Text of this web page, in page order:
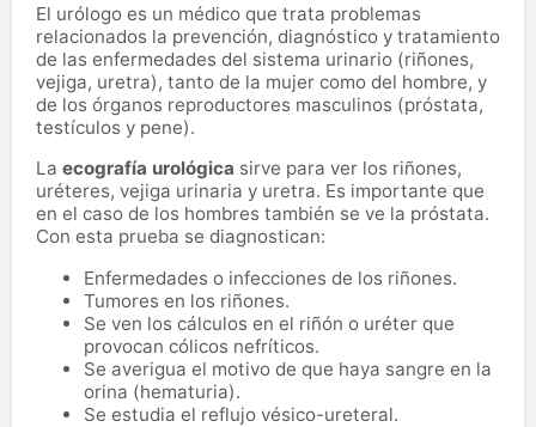
El urólogo es un médico que trata problemas
relacionados la prevención, diagnóstico y tratamiento
de las enfermedades del sistema urinario (riñones,
vejiga, uretra), tanto de la mujer como del hombre, y
de los órganos reproductores masculinos (próstata,
testículos y pene).
La ecografía urológica sirve para ver los riñones,
uréteres, vejiga urinaria y uretra. Es importante que
en el caso de los hombres también se ve la próstata.
Con esta prueba se diagnostican:
Enfermedades o infecciones de los riñones.
Tumores en los riñones.
Se ven los cálculos en el riñón o uréter que
provocan cólicos nefríticos.
Se averigua el motivo de que haya sangre en la
orina (hematuria).
Se estudia el reflujo vésico-ureteral.